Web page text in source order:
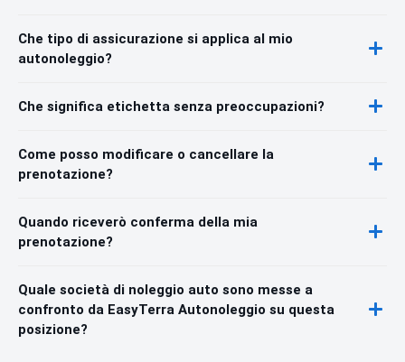
Che tipo di assicurazione si applica al mio
autonoleggio?
Che significa etichetta senza preoccupazioni?
Come posso modificare o cancellare la
prenotazione?
Quando riceverò conferma della mia
prenotazione?
Quale società di noleggio auto sono messe a
confronto da EasyTerra Autonoleggio su questa
posizione?